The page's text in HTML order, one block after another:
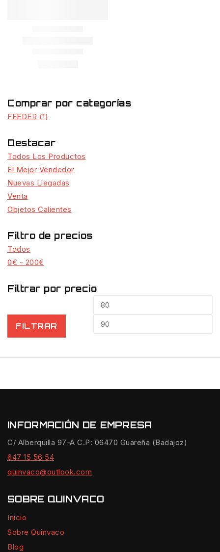
Comprar por categorías
FEEDER (1)
Destacar
Todos Los Productos
El Mejor Vendedor
Nuevas Llegadas
Venta
Objetos Calientes
Filtro de precios
Todos
0€ - 200€
Filtrar por precio
FILTRAR
INFORMACIÓN DE EMPRESA
C/ Alberquilla 97-A C.P: 06470 Guareña (Badajoz)
647 15 56 54
quinvaco@outlook.com
SOBRE QUINVACO
Inicio
Sobre Quinvaco
Blog